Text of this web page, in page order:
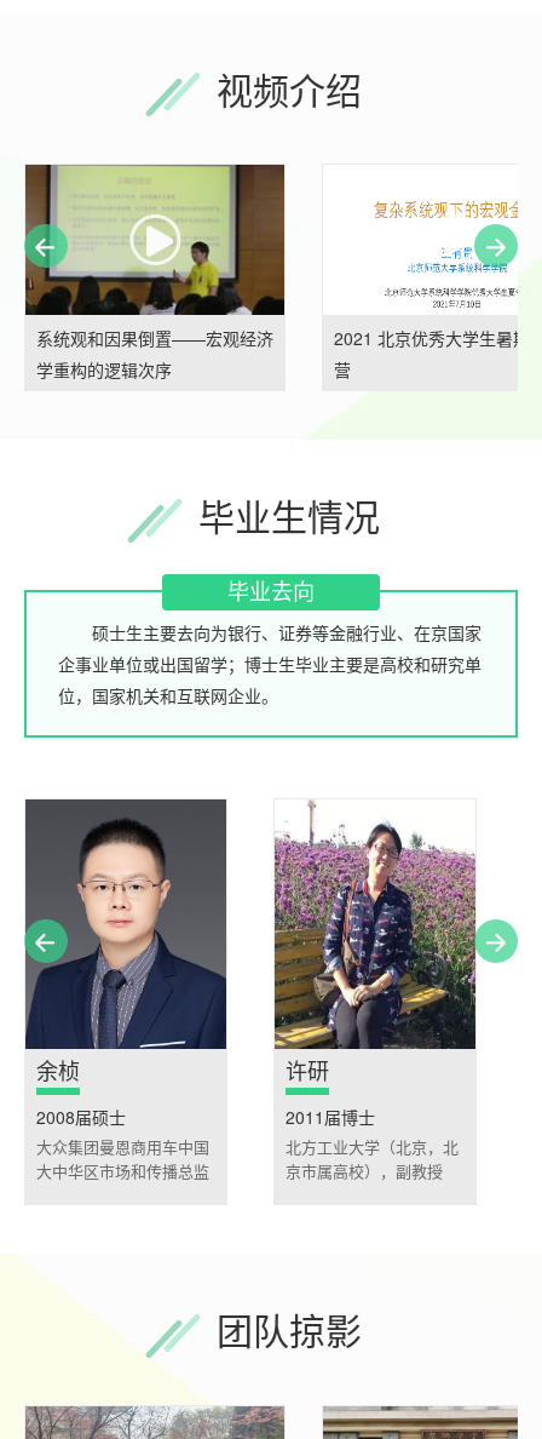
视频介绍
系统观和因果倒置——宏观经济
学重构的逻辑次序
2021 北京优秀大学生暑期
营
毕业生情况
毕业去向
硕士生主要去向为银行、证券等金融行业、在京国家
企事业单位或出国留学；博士生毕业主要是高校和研究单
位，国家机关和互联网企业。
余桢
2008届硕士
大众集团曼恩商用车中国
大中华区市场和传播总监
许研
2011届博士
北方工业大学（北京，北
京市属高校），副教授
团队掠影